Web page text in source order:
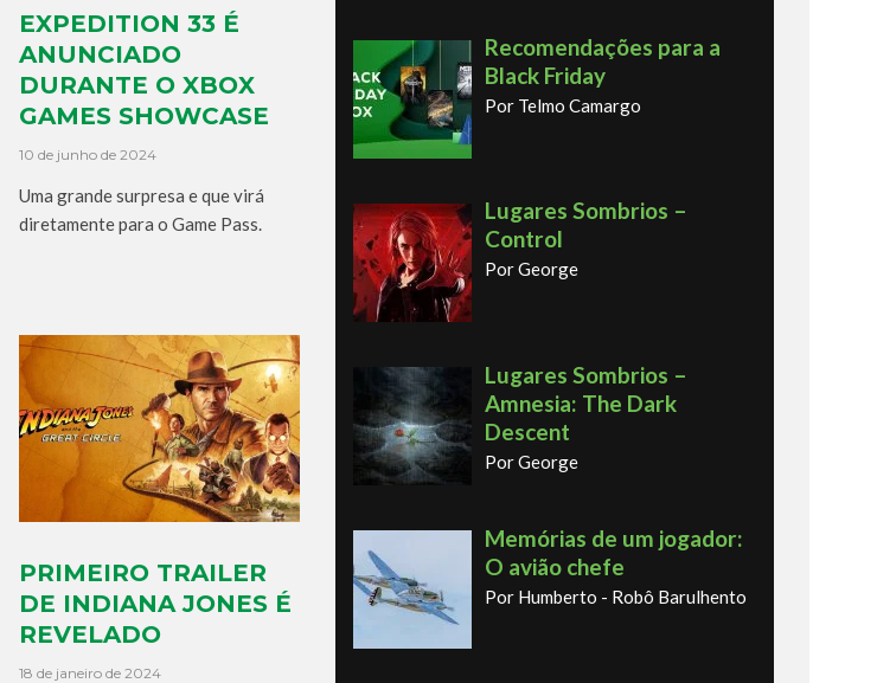
EXPEDITION 33 É
ANUNCIADO
DURANTE O XBOX
GAMES SHOWCASE
10 de junho de 2024
Uma grande surpresa e que virá
diretamente para o Game Pass.
PRIMEIRO TRAILER
DE INDIANA JONES É
REVELADO
18 de janeiro de 2024
Recomendações para a
Black Friday
Por Telmo Camargo
Lugares Sombrios –
Control
Por George
Lugares Sombrios –
Amnesia: The Dark
Descent
Por George
Memórias de um jogador:
O avião chefe
Por Humberto - Robô Barulhento